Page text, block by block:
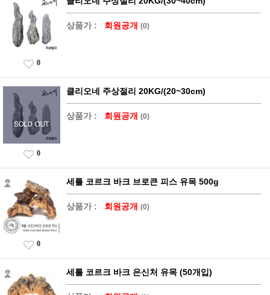
상품가 : 회원공개 (0)
0
클리오네 주상절리 20KG/(20~30cm)
상품가 : 회원공개 (0)
0
세틀 코르크 바크 브로큰 피스 유목 500g
상품가 : 회원공개 (0)
0
세틀 코르크 바크 은신처 유목 (50개입)